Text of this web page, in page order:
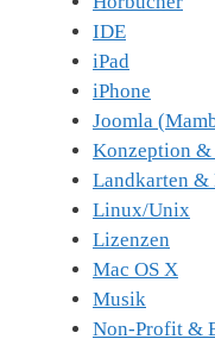
IDE
iPad
iPhone
Joomla
Konzeption
Landkarten &
Linux/Unix
Lizenzen
Mac OS X
Musik
Non-Profit &